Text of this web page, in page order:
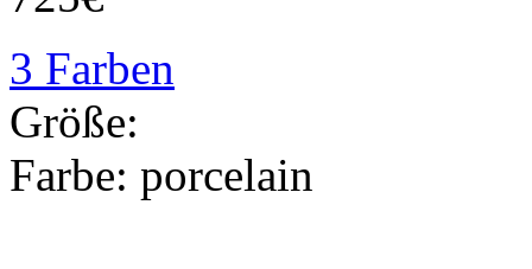
3 Farben
Größe:
Farbe: porcelain